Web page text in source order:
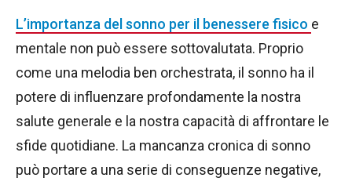
L’importanza del sonno per il benessere fisico e
mentale non può essere sottovalutata. Proprio
come una melodia ben orchestrata, il sonno ha il
potere di influenzare profondamente la nostra
salute generale e la nostra capacità di affrontare le
sfide quotidiane. La mancanza cronica di sonno
può portare a una serie di conseguenze negative,